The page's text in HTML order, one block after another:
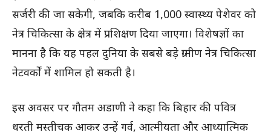
सर्जरी की जा सकेगी, जबकि करीब 1,000 स्वास्थ्य पेशेवर को
नेत्र चिकित्सा के क्षेत्र में प्रशिक्षण दिया जाएगा। विशेषज्ञों का
मानना है कि यह पहल दुनिया के सबसे बड़े ग्रामीण नेत्र चिकित्सा
नेटवर्कों में शामिल हो सकती है।
इस अवसर पर गौतम अडाणी ने कहा कि बिहार की पवित्र
धरती मस्तीचक आकर उन्हें गर्व, आत्मीयता और आध्यात्मिक